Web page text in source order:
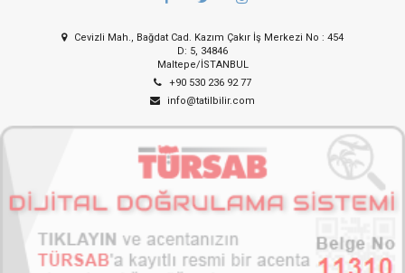
Cevizli Mah., Bağdat Cad. Kazım Çakır İş Merkezi No : 454
D: 5, 34846
Maltepe/İSTANBUL
+90 530 236 92 77
info@tatilbilir.com